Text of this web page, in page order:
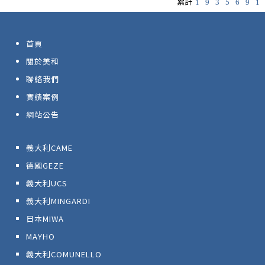
1 9 3 5 6 9 1
首頁
關於美和
聯絡我們
實績案例
網站公告
義大利CAME
德國GEZE
義大利UCS
義大利MINGARDI
日本MIWA
MAYHO
義大利COMUNELLO